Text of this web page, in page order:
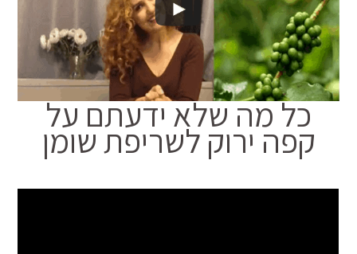
כל מה שלא ידעתם על
קפה ירוק לשריפת שומן